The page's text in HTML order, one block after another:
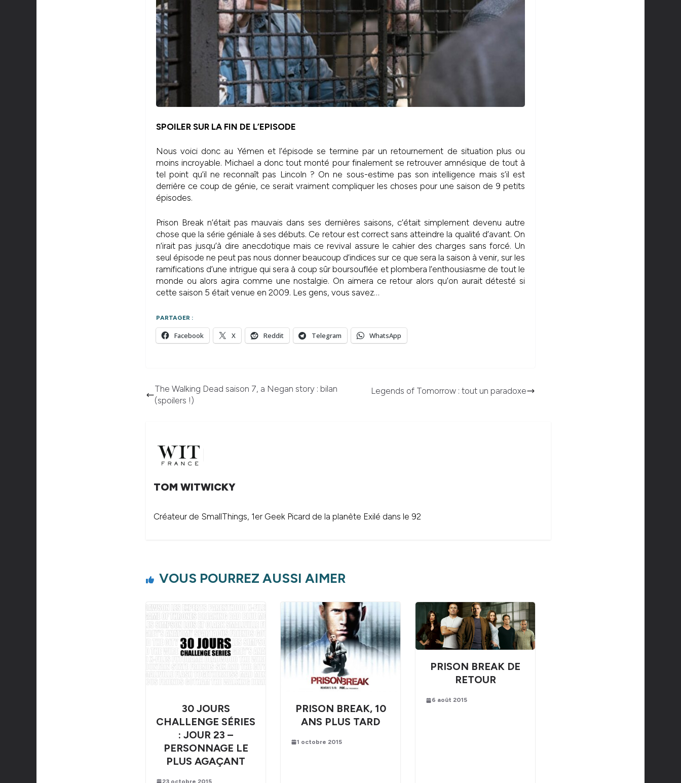
SPOILER SUR LA FIN DE L’EPISODE
Nous voici donc au Yémen et l’épisode se termine par un retournement de situation plus ou
moins incroyable. Michael a donc tout monté pour finalement se retrouver amnésique de tout à
tel point qu’il ne reconnaît pas Lincoln ? On ne sous-estime pas son intelligence mais s’il est
derrière ce coup de génie, ce serait vraiment compliquer les choses pour une saison de 9 petits
épisodes.
Prison Break n’était pas mauvais dans ses dernières saisons, c’était simplement devenu autre
chose que la série géniale à ses débuts. Ce retour est correct sans atteindre la qualité d’avant. On
n’irait pas jusqu’à dire anecdotique mais ce revival assure le cahier des charges sans forcé. Un
seul épisode ne peut pas nous donner beaucoup d’indices sur ce que sera la saison à venir, sur les
ramifications d’une intrigue qui sera à coup sûr boursouflée et plombera l’enthousiasme de tout le
monde ou alors agira comme une nostalgie. On aimera ce retour alors qu’on aurait détesté si
cette saison 5 était venue en 2009. Les gens, vous savez…
PARTAGER :
Facebook X Reddit Telegram WhatsApp
The Walking Dead saison 7, a Negan story : bilan
(spoilers !)
Legends of Tomorrow : tout un paradoxe
TOM WITWICKY
Créateur de SmallThings, 1er Geek Picard de la planète Exilé dans le 92
VOUS POURREZ AUSSI AIMER
30 JOURS
CHALLENGE SÉRIES
: JOUR 23 –
PERSONNAGE LE
PLUS AGAÇANT
23 octobre 2015
PRISON BREAK, 10
ANS PLUS TARD
1 octobre 2015
PRISON BREAK DE
RETOUR
6 août 2015